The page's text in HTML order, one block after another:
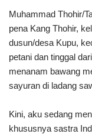
Muhammad Thohir/
pena Kang Thohir,
dusun/desa Kupu,
petani dan tinggal
menanam bawang
sayuran di ladang
Kini, aku sedang
khususnya sastra